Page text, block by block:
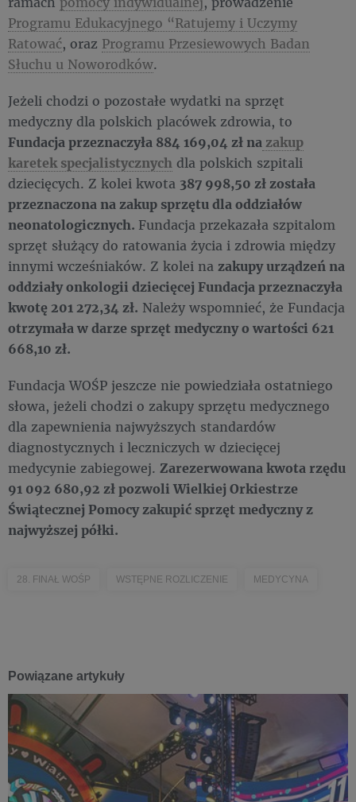
Programu Edukacyjnego “Ratujemy i Uczymy
Ratować, oraz Programu Przesiewowych Badan
Słuchu u Noworodków.
Jeżeli chodzi o pozostałe wydatki na sprzęt
medyczny dla polskich placówek zdrowia, to
Fundacja przeznaczyła 884 169,04 zł nazakup
karetek specjalistycznych dla polskich szpitali
dziecięcych. Z kolei kwota 387 998,50 zł została
przeznaczona na zakup sprzętu dla oddziałów
neonatologicznych. Fundacja przekazała szpitalom
sprzęt służący do ratowania życia i zdrowia między
innymi wcześniaków. Z kolei na zakupy urządzeń na
oddziały onkologii dziecięcej Fundacja przeznaczyła
kwotę 201 272,34 zł. Należy wspomnieć, że Fundacja
otrzymała w darze sprzęt medyczny o wartości 621
668,10 zł.
Fundacja WOŚP jeszcze nie powiedziała ostatniego
słowa, jeżeli chodzi o zakupy sprzętu medycznego
dla zapewnienia najwyższych standardów
diagnostycznych i leczniczych w dziecięcej
medycynie zabiegowej. Zarezerwowana kwota rzędu
91 092 680,92 zł pozwoli Wielkiej Orkiestrze
Świątecznej Pomocy zakupić sprzęt medyczny z
najwyższej półki.
28. FINAŁ WOŚP WSTĘPNE ROZLICZENIE MEDYCYNA
Powiązane artykuły